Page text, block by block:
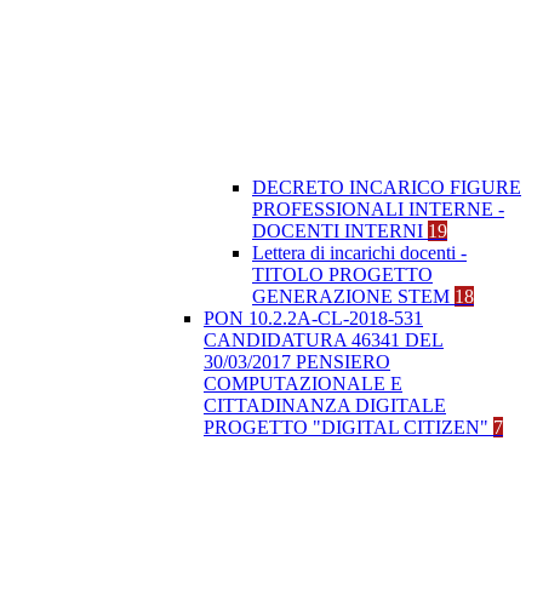
DECRETO INCARICO FIGURE
PROFESSIONALI INTERNE -
DOCENTI INTERNI 19
Lettera di incarichi docenti -
TITOLO PROGETTO
GENERAZIONE STEM 18
PON 10.2.2A-CL-2018-531
CANDIDATURA 46341 DEL
30/03/2017 PENSIERO
COMPUTAZIONALE E
CITTADINANZA DIGITALE
PROGETTO "DIGITAL CITIZEN" 7